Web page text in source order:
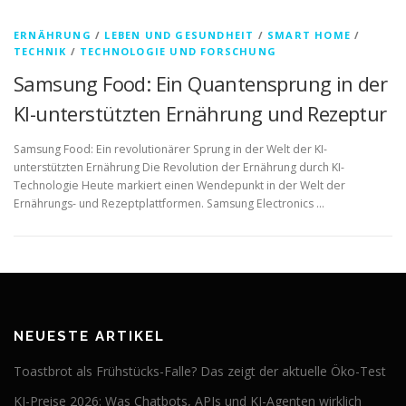
ERNÄHRUNG / LEBEN UND GESUNDHEIT / SMART HOME /
TECHNIK / TECHNOLOGIE UND FORSCHUNG
Samsung Food: Ein Quantensprung in der
KI-unterstützten Ernährung und Rezeptur
Samsung Food: Ein revolutionärer Sprung in der Welt der KI-
unterstützten Ernährung Die Revolution der Ernährung durch KI-
Technologie Heute markiert einen Wendepunkt in der Welt der
Ernährungs- und Rezeptplattformen. Samsung Electronics …
NEUESTE ARTIKEL
Toastbrot als Frühstücks-Falle? Das zeigt der aktuelle Öko-Test
KI-Preise 2026: Was Chatbots, APIs und KI-Agenten wirklich